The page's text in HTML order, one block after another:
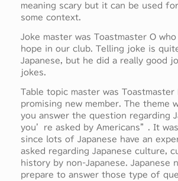
meaning scary but it can be used
some context.
Joke master was Toastmaster O
hope in our club. Telling joke is
Japanese, but he did a really good
jokes.
Table topic master was Toastmaster
promising new member. The theme
you answer the question regarding
you’re asked by Americans”. It
since lots of Japanese have an
asked regarding Japanese culture,
history by non-Japanese. Japanese
prepare to answer those type of